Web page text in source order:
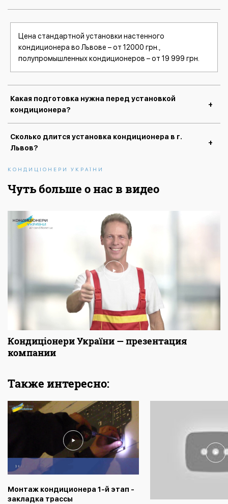
Цена стандартной установки настенного
кондиционера во Львове – от 12000 грн.,
полупромышленных кондиционеров – от 19 999 грн.
Какая подготовка нужна перед установкой
кондиционера?
Сколько длится установка кондиционера в г.
Львов?
КОНДИЦІОНЕРИ УКРАЇНИ
Чуть больше о нас в видео
Кондиціонери України — презентация
компании
Также интересно:
Монтаж кондиционера 1-й этап -
закладка трассы